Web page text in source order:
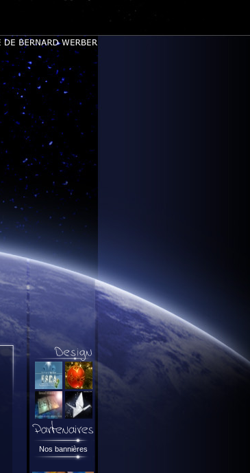
Nos bannières